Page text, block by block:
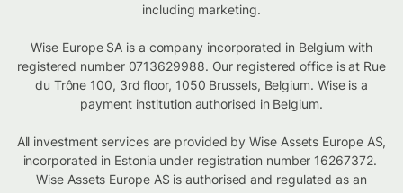
including marketing.
Wise Europe SA is a company incorporated in Belgium with
registered number 0713629988. Our registered office is at Rue
du Trône 100, 3rd floor, 1050 Brussels, Belgium. Wise is a
payment institution authorised in Belgium.
All investment services are provided by Wise Assets Europe AS,
incorporated in Estonia under registration number 16267372.
Wise Assets Europe AS is authorised and regulated as an